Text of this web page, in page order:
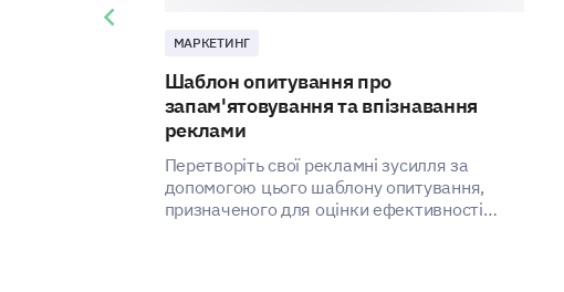
МАРКЕТИНГ
Шаблон опитування про
запам'ятовування та впізнавання
реклами
Перетворіть свої рекламні зусилля за
допомогою цього шаблону опитування,
призначеного для оцінки ефективності
Previous slide